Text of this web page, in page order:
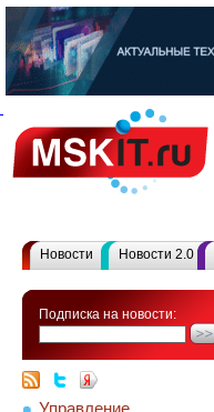
Новости Новости 2.0
Подписка на новости:
Управление